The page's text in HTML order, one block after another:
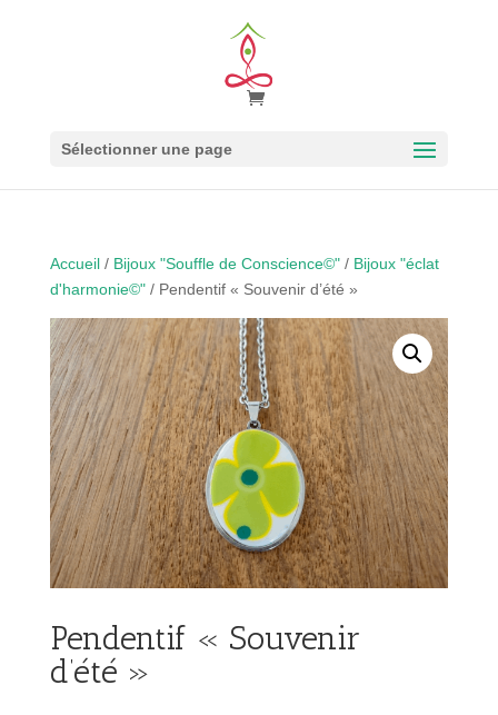
Sélectionner une page
Accueil/ Bijoux "Souffle de Conscience©"/ Bijoux "éclat
d'harmonie©"/ Pendentif « Souvenir d’été »
Pendentif « Souvenir
d’été »